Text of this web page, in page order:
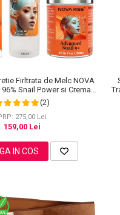
Firltrata de Melc NOVA
Snail Power si Crema
Snail 92 All in One
(2)
275,00 Lei
159,00 Lei
IN COS